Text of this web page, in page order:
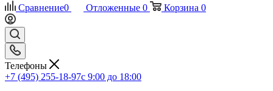
Сравнение0 Отложенные 0 Корзина 0
Телефоны
+7 (495) 255-18-97с 9:00 до 18:00